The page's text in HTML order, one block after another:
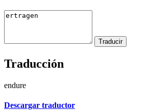
Traducción
endure
Descargar traductor